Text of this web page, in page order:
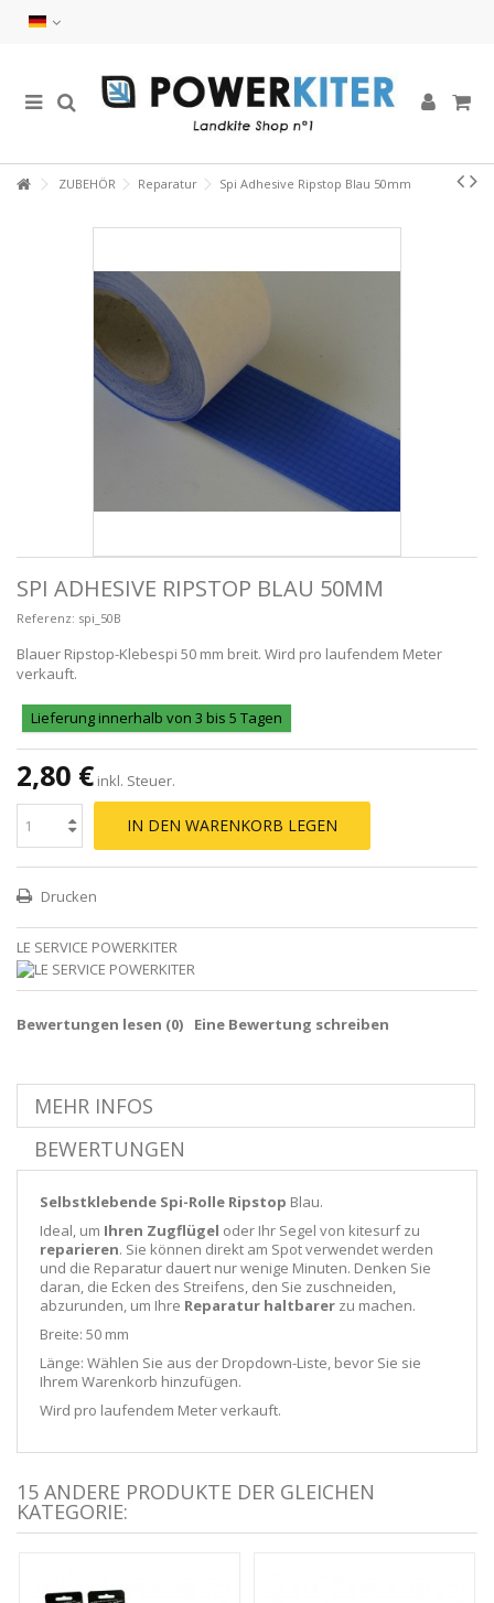
ZUBEHÖR Reparatur Spi Adhesive Ripstop Blau 50mm
SPI ADHESIVE RIPSTOP BLAU 50MM
Referenz: spi_50B
Blauer Ripstop-Klebespi 50 mm breit. Wird pro laufendem Meter
verkauft.
Lieferung innerhalb von 3 bis 5 Tagen
2,80 € inkl. Steuer.
IN DEN WARENKORB LEGEN
Drucken
LE SERVICE POWERKITER
Bewertungen lesen (0) Eine Bewertung schreiben
MEHR INFOS
BEWERTUNGEN
Selbstklebende Spi-Rolle Ripstop Blau.
Ideal, um Ihren Zugflügel oder Ihr Segel von kitesurf zu
reparieren. Sie können direkt am Spot verwendet werden
und die Reparatur dauert nur wenige Minuten. Denken Sie
daran, die Ecken des Streifens, den Sie zuschneiden,
abzurunden, um Ihre Reparatur haltbarer zu machen.
Breite: 50 mm
Länge: Wählen Sie aus der Dropdown-Liste, bevor Sie sie
Ihrem Warenkorb hinzufügen.
Wird pro laufendem Meter verkauft.
15 ANDERE PRODUKTE DER GLEICHEN
KATEGORIE: